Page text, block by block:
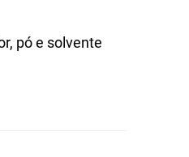
pó e solvente